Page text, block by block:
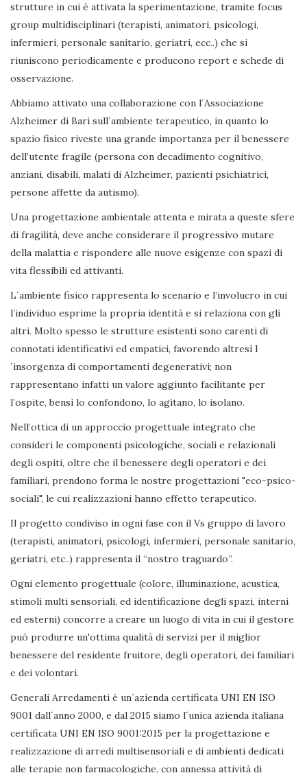
strutture in cui è attivata la sperimentazione, tramite focus
group multidisciplinari (terapisti, animatori, psicologi,
infermieri, personale sanitario, geriatri, ecc..) che si
riuniscono periodicamente e producono report e schede di
osservazione.
Abbiamo attivato una collaborazione con l´Associazione
Alzheimer di Bari sull´ambiente terapeutico, in quanto lo
spazio fisico riveste una grande importanza per il benessere
dell’utente fragile (persona con decadimento cognitivo,
anziani, disabili, malati di Alzheimer, pazienti psichiatrici,
persone affette da autismo).
Una progettazione ambientale attenta e mirata a queste sfere
di fragilità, deve anche considerare il progressivo mutare
della malattia e rispondere alle nuove esigenze con spazi di
vita flessibili ed attivanti.
L´ambiente fisico rappresenta lo scenario e l’involucro in cui
l’individuo esprime la propria identità e si relaziona con gli
altri. Molto spesso le strutture esistenti sono carenti di
connotati identificativi ed empatici, favorendo altresì l
´insorgenza di comportamenti degenerativi; non
rappresentano infatti un valore aggiunto facilitante per
l’ospite, bensì lo confondono, lo agitano, lo isolano.
Nell’ottica di un approccio progettuale integrato che
consideri le componenti psicologiche, sociali e relazionali
degli ospiti, oltre che il benessere degli operatori e dei
familiari, prendono forma le nostre progettazioni "eco-psico-
sociali", le cui realizzazioni hanno effetto terapeutico.
Il progetto condiviso in ogni fase con il Vs gruppo di lavoro
(terapisti, animatori, psicologi, infermieri, personale sanitario,
geriatri, etc..) rappresenta il “nostro traguardo”.
Ogni elemento progettuale (colore, illuminazione, acustica,
stimoli multi sensoriali, ed identificazione degli spazi, interni
ed esterni) concorre a creare un luogo di vita in cui il gestore
può produrre un'ottima qualità di servizi per il miglior
benessere del residente fruitore, degli operatori, dei familiari
e dei volontari.
Generali Arredamenti è un´azienda certificata UNI EN ISO
9001 dall´anno 2000, e dal 2015 siamo l´unica azienda italiana
certificata UNI EN ISO 9001:2015 per la progettazione e
realizzazione di arredi multisensoriali e di ambienti dedicati
alle terapie non farmacologiche, con annessa attività di